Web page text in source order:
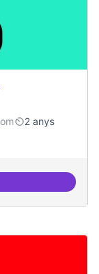
2 anys
del Model de